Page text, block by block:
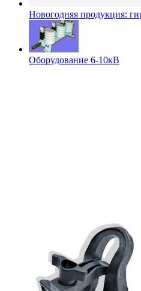
Новогодняя продукция:
Оборудование 6-10кВ